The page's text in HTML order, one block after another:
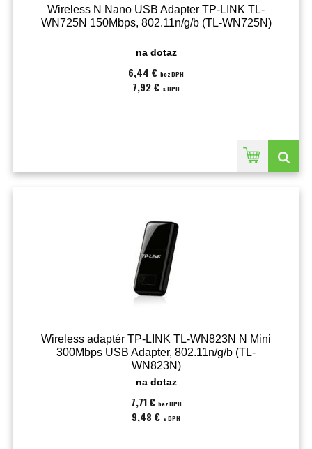
Wireless N Nano USB Adapter TP-LINK TL-
WN725N 150Mbps, 802.11n/g/b (TL-WN725N)
na dotaz
6,44 € bez DPH
7,92 € s DPH
Wireless adaptér TP-LINK TL-WN823N N Mini
300Mbps USB Adapter, 802.11n/g/b (TL-
WN823N)
na dotaz
7,71 € bez DPH
9,48 € s DPH